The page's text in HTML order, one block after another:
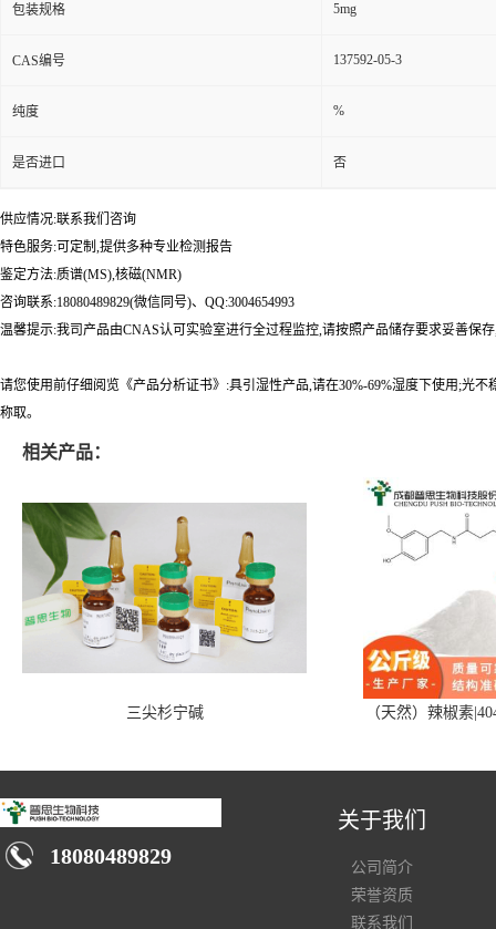
包装规格 5mg
CAS编号 137592-05-3
纯度 %
是否进口 否
供应情况:联系我们咨询
特色服务:可定制,提供多种专业检测报告
鉴定方法:质谱(MS),核磁(NMR)
咨询联系:18080489829(微信同号)、QQ:3004654993
温馨提示:我司产品由CNAS认可实验室进行全过程监控,请按照产品储存要求妥善保
请您使用前仔细阅览《产品分析证书》:具引湿性产品,请在30%-69%湿度下使用;光
称取。
相关产品：
三尖杉宁碱 （天然）辣椒素
18080489829
关于我们
公司简介
荣誉资质
联系我们